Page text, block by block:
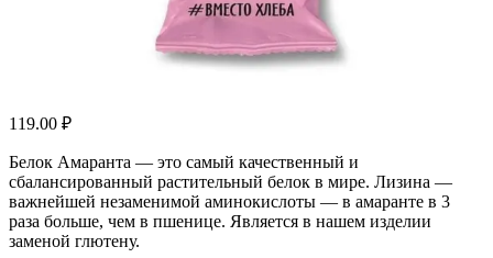
119.00 ₽
Белок Амаранта — это самый качественный и
сбалансированный растительный белок в мире. Лизина —
важнейшей незаменимой аминокислоты — в амаранте в 3
раза больше, чем в пшенице. Является в нашем изделии
заменой глютену.